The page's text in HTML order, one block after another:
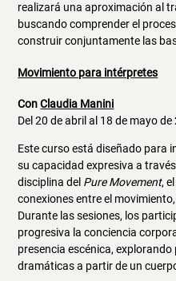
realizará una aproximación al
buscando comprender el
construir conjuntamente las
Movimiento para intérpretes
ConClaudia Manini
Del 20 de abril al 18 de mayo
Este curso está diseñado para
su capacidad expresiva a
disciplina del Pure Movement,
conexiones entre el
Durante las sesiones, los
progresiva la conciencia
presencia escénica,
dramáticas a partir de un